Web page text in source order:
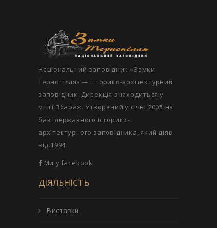
Національний заповідник «Замки
Тернопілля» — історико-архітектурний
заповідник. Дирекція знаходиться у
місті Збараж. Утворений у січні 2005 на
базі державного історико-
архітектурного заповідника, який діяв
від 1994.
Ми у facebook
ДІЯЛЬНІСТЬ
Виставки